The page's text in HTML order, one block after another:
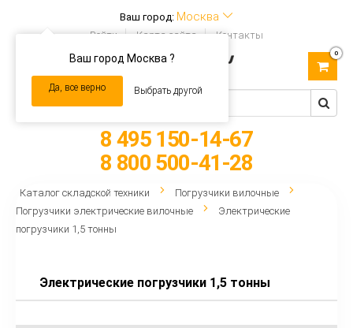
Ваш город: Москва
Ваш город Москва ?
Да, все верно Выбрать другой
Войти Карта сайта Контакты
navigation
0
8 495 150-14-67
8 800 500-41-28
Каталог складской техники
Погрузчики вилочные
Погрузчики электрические вилочные
Электрические
погрузчики 1,5 тонны
Электрические погрузчики 1,5 тонны